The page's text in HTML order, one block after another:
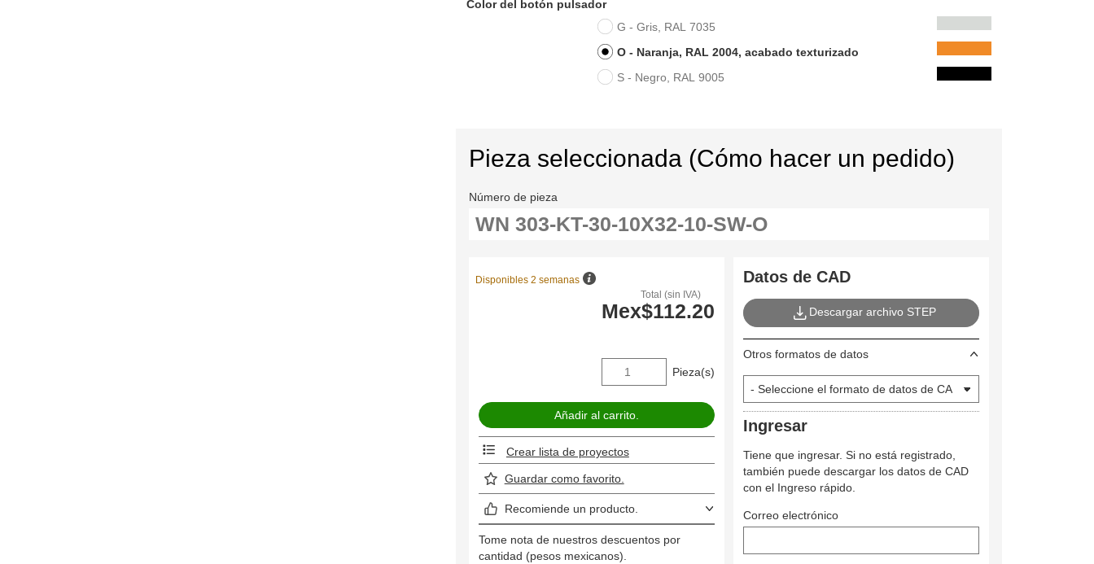
Color del botón pulsador
G - Gris, RAL 7035
O - Naranja, RAL 2004, acabado texturizado
S - Negro, RAL 9005
Pieza seleccionada (Cómo hacer un pedido)
Número de pieza
Total (sin IVA)
Mex$112.20
Disponibles 2 semanas
Pieza(s)
Crear lista de proyectos
Guardar como favorito.
Recomiende un producto.
Tome nota de nuestros descuentos por
cantidad (pesos mexicanos).
Datos de CAD
Descargar archivo STEP
Otros formatos de datos
Ingresar
Tiene que ingresar. Si no está registrado,
también puede descargar los datos de CAD
con el Ingreso rápido.
Correo electrónico